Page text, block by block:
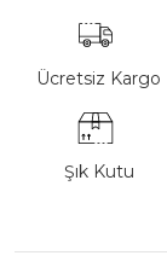
Ücretsiz Kargo
Şık Kutu